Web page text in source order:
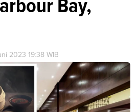
2023 19:38 WIB